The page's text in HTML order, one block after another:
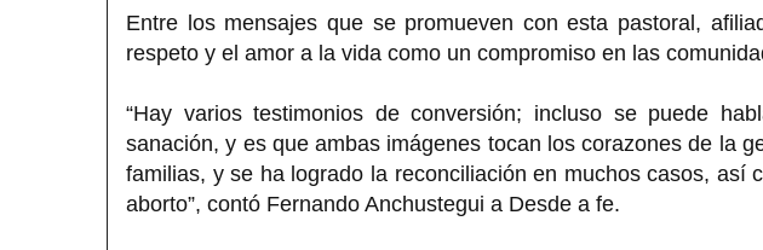
Entre los mensajes que se promueven con esta pastoral,
respeto y el amor a la vida como un compromiso en las
“Hay varios testimonios de conversión; incluso se puede
sanación, y es que ambas imágenes tocan los corazones de la
familias, y se ha logrado la reconciliación en muchos casos, así
aborto”, contó Fernando Anchustegui a Desde a fe.